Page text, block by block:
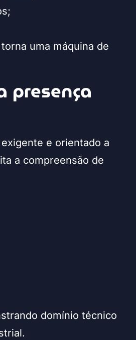
uma máquina de
presença
e orientado a
a compreensão de
domínio técnico